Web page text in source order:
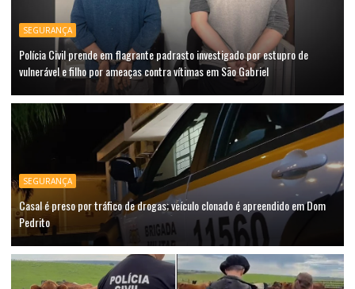
SEGURANÇA
Polícia Civil prende em flagrante padrasto investigado por estupro de
vulnerável e filho por ameaças contra vítimas em São Gabriel
SEGURANÇA
Casal é preso por tráfico de drogas; veículo clonado é apreendido em Dom
Pedrito